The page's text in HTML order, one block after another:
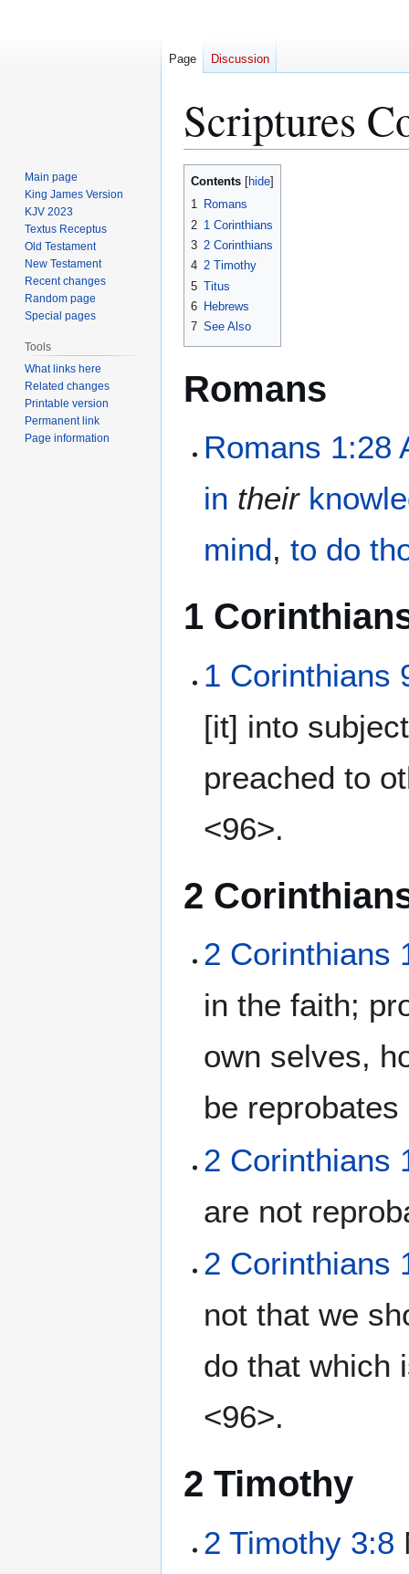
Scriptures
Jump
Jump
Contents
1 Romans
2 1 Corinthians
3 2 Corinthians
4 2 Timothy
5 Titus
6 Hebrews
7 See Also
Romans
Romans 1:28
in their
mind,to do
1
1 Corinthians
[it] into
preached to
<96>.
2
2 Corinthians
in the faith;
own selves,
be reprobates
2 Corinthians
are not
2 Corinthians
not that we
do that which
<96>.
2 Timothy
2 Timothy 3:8
Page Discussion
Main page
King James Version
KJV 2023
Textus Receptus
Old Testament
New Testament
Recent changes
Random page
Special pages
Tools
What links here
Related changes
Printable version
Permanent link
Page information